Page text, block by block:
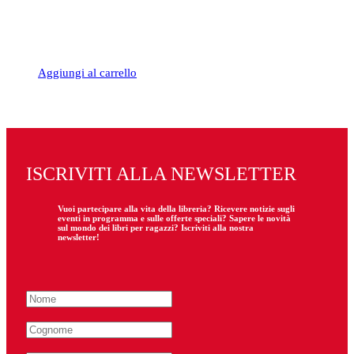
Aggiungi al carrello
ISCRIVITI ALLA NEWSLETTER
Vuoi partecipare alla vita della libreria? Ricevere notizie sugli
eventi in programma e sulle offerte speciali? Sapere le novità
sul mondo dei libri per ragazzi? Iscriviti alla nostra
newsletter!